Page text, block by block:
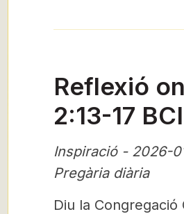
Reflexió
2:13-17 BCI
Inspiració - 2026-
Pregària diària
Diu la Congregació